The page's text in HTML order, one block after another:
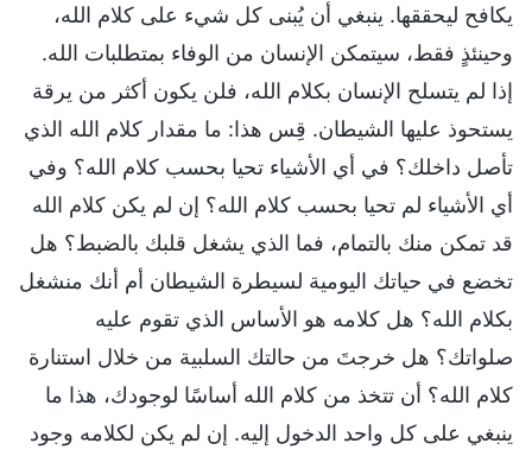
يكافح ليحققها. ينبغي أن يُبنى كل شيء على كلام الله،
وحينئذٍ فقط، سيتمكن الإنسان من الوفاء بمتطلبات الله.
إذا لم يتسلح الإنسان بكلام الله، فلن يكون أكثر من يرقة
يستحوذ عليها الشيطان. قِس هذا: ما مقدار كلام الله الذي
تأصل داخلك؟ في أي الأشياء تحيا بحسب كلام الله؟ وفي
أي الأشياء لم تحيا بحسب كلام الله؟ إن لم يكن كلام الله
قد تمكن منك بالتمام، فما الذي يشغل قلبك بالضبط؟ هل
تخضع في حياتك اليومية لسيطرة الشيطان أم أنك منشغل
بكلام الله؟ هل كلامه هو الأساس الذي تقوم عليه
صلواتك؟ هل خرجتَ من حالتك السلبية من خلال استنارة
كلام الله؟ أن تتخذ من كلام الله أساسًا لوجودك، هذا ما
ينبغي على كل واحد الدخول إليه. إن لم يكن لكلامه وجود